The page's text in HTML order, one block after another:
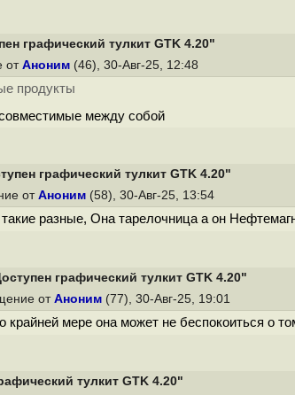
графический тулкит GTK 4.20"
от Аноним (46), 30-Авг-25, 12:48
продукты
между собой
графический тулкит GTK 4.20"
от Аноним (58), 30-Авг-25, 13:54
разные, Она тарелочница а он
графический тулкит GTK 4.20"
от Аноним (77), 30-Авг-25, 19:01
крайней мере она может не беспокоиться о
тулкит GTK 4.20"